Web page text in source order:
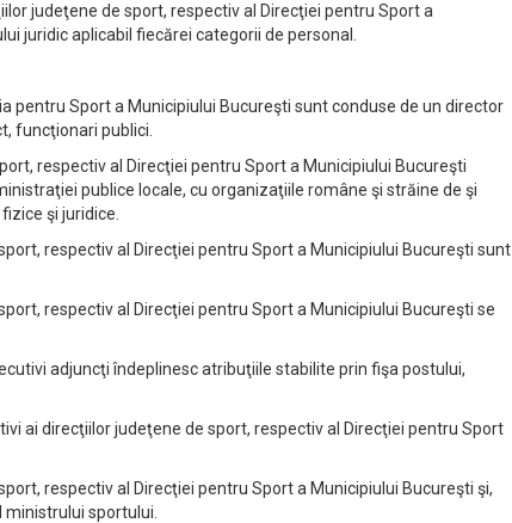
judeţene de sport, respectiv al Direcţiei pentru Sport a
juridic aplicabil fiecărei categorii de personal.
Sport a Municipiului Bucureşti sunt conduse de un director
funcţionari publici.
respectiv al Direcţiei pentru Sport a Municipiului Bucureşti
publice locale, cu organizaţiile române şi străine de şi
şi juridice.
respectiv al Direcţiei pentru Sport a Municipiului Bucureşti sunt
respectiv al Direcţiei pentru Sport a Municipiului Bucureşti se
adjuncţi îndeplinesc atribuţiile stabilite prin fişa postului,
ai direcţiilor judeţene de sport, respectiv al Direcţiei pentru Sport
respectiv al Direcţiei pentru Sport a Municipiului Bucureşti şi,
sportului.